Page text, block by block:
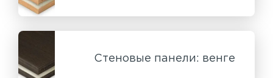
Стеновые панели: венге